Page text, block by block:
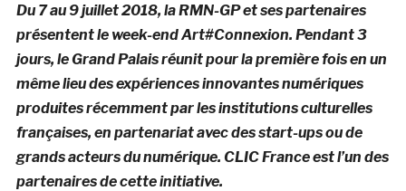
Du 7 au 9 juillet 2018, la RMN-GP et ses partenaires
présentent le week-end Art#Connexion. Pendant 3
jours, le Grand Palais réunit pour la première fois en un
même lieu des expériences innovantes numériques
produites récemment par les institutions culturelles
françaises, en partenariat avec des start-ups ou de
grands acteurs du numérique. CLIC France est l’un des
partenaires de cette initiative.